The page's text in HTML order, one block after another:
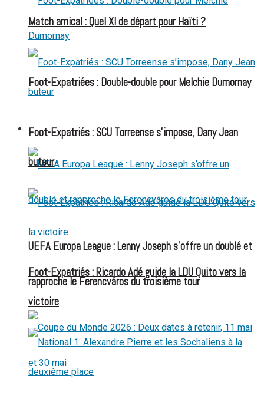
Foot-Expatriées : Double-double pour Melchie Dumornay
FOOT EXPATRIÉS
UEFA Europa League : Lenny Joseph s’offre un doublé et
rapproche le Ferencváros du troisième tour
Match amical : Quel XI de départ pour Haïti ?
Foot-Expatriés : SCU Torreense s’impose, Dany Jean
buteur
Foot-Expatriés : Ricardo Adé guide la LDU Quito vers la
victoire